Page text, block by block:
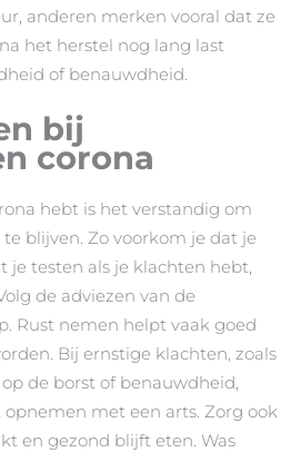
anderen merken vooral dat ze
het herstel nog lang last
of benauwdheid.
bij
corona
hebt is het verstandig om
blijven. Zo voorkom je dat je
je testen als je klachten hebt,
de adviezen van de
Rust nemen helpt vaak goed
Bij ernstige klachten, zoals
de borst of benauwdheid,
met een arts. Zorg ook
en gezond blijft eten. Was